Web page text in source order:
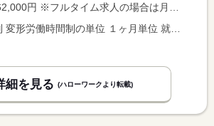
求人の場合は月額（換算額）、パート求人の場合は時間額を表示しています。
細を見る (ハローワークより転載)